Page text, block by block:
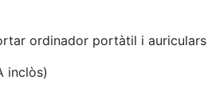
ordinador portàtil i
inclòs)